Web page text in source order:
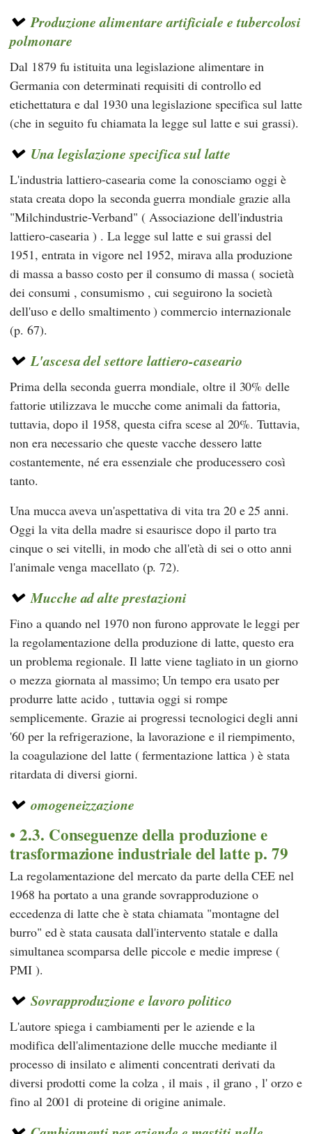
Produzione alimentare artificiale e tubercolosi
polmonare
Dal 1879 fu istituita una legislazione alimentare in
Germania con determinati requisiti di controllo ed
etichettatura e dal 1930 una legislazione specifica sul latte
(che in seguito fu chiamata la legge sul latte e sui grassi).
Una legislazione specifica sul latte
L'industria lattiero-casearia come la conosciamo oggi è
stata creata dopo la seconda guerra mondiale grazie alla
"Milchindustrie-Verband" ( Associazione dell'industria
lattiero-casearia ) . La legge sul latte e sui grassi del
1951, entrata in vigore nel 1952, mirava alla produzione
di massa a basso costo per il consumo di massa ( società
dei consumi , consumismo , cui seguirono la società
dell'uso e dello smaltimento ) commercio internazionale
(p. 67).
L'ascesa del settore lattiero-caseario
Prima della seconda guerra mondiale, oltre il 30% delle
fattorie utilizzava le mucche come animali da fattoria,
tuttavia, dopo il 1958, questa cifra scese al 20%. Tuttavia,
non era necessario che queste vacche dessero latte
costantemente, né era essenziale che producessero così
tanto.
Una mucca aveva un'aspettativa di vita tra 20 e 25 anni.
Oggi la vita della madre si esaurisce dopo il parto tra
cinque o sei vitelli, in modo che all'età di sei o otto anni
l'animale venga macellato (p. 72).
Mucche ad alte prestazioni
Fino a quando nel 1970 non furono approvate le leggi per
la regolamentazione della produzione di latte, questo era
un problema regionale. Il latte viene tagliato in un giorno
o mezza giornata al massimo; Un tempo era usato per
produrre latte acido , tuttavia oggi si rompe
semplicemente. Grazie ai progressi tecnologici degli anni
'60 per la refrigerazione, la lavorazione e il riempimento,
la coagulazione del latte ( fermentazione lattica ) è stata
ritardata di diversi giorni.
omogeneizzazione
2.3. Conseguenze della produzione e
trasformazione industriale del latte p. 79
La regolamentazione del mercato da parte dellaCEE nel
1968 ha portato a una grande sovrapproduzione o
eccedenza di latte che è stata chiamata "montagne del
burro" ed è stata causata dall'intervento statale e dalla
simultanea scomparsa delle piccole e medie imprese (
PMI ).
Sovrapproduzione e lavoro politico
L'autore spiega i cambiamenti per le aziende e la
modifica dell'alimentazione delle mucche mediante il
processo di insilato e alimenti concentrati derivati da
diversi prodotti come la colza , il mais , il grano , l' orzo e
fino al 2001 di proteine di origine animale.